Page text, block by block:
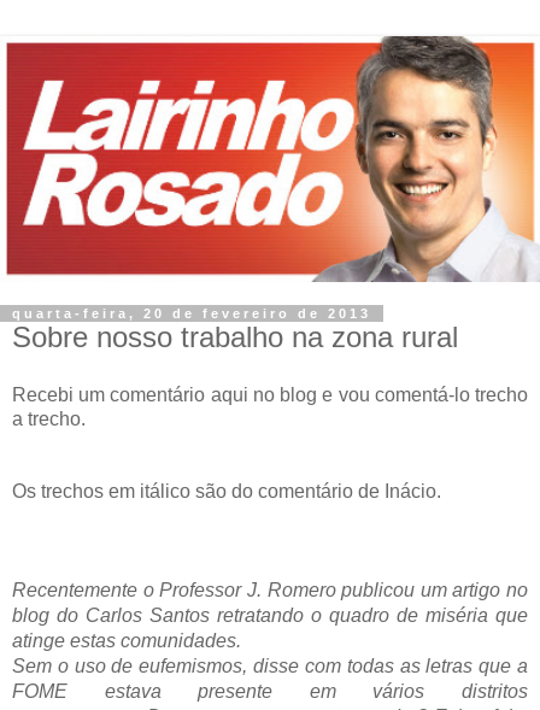
quarta-feira, 20 de fevereiro de 2013
Sobre nosso trabalho na zona rural
Recebi um comentário aqui no blog e vou comentá-lo trecho
a trecho.
Os trechos em itálico são do comentário de Inácio.
Recentemente o Professor J. Romero publicou um artigo no
blog do Carlos Santos retratando o quadro de miséria que
atinge estas comunidades.
Sem o uso de eufemismos, disse com todas as letras que a
FOME estava presente em vários distritos